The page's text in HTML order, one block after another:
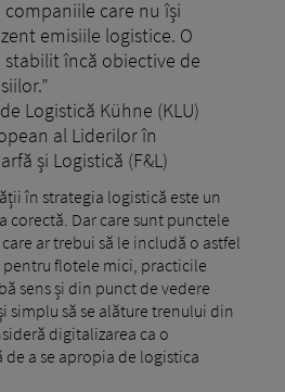
care nu își
emisiile logistice. O
încă obiective de
Logistică Kühne (KLU)
al Liderilor în
și Logistică (F&L)
în strategia logistică este un
corectă. Dar care sunt punctele
ar trebui să le includă o astfel
pentru flotele mici, practicile
sens și din punct de vedere
simplu să se alăture trenului din
digitalizarea ca o
a se apropia de logistica